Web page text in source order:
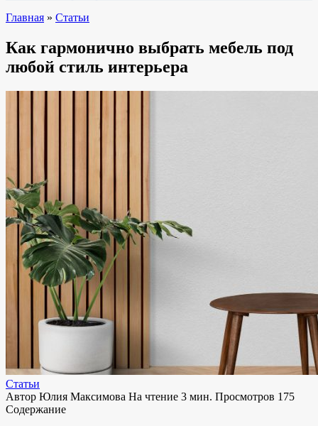
Главная » Статьи
Как гармонично выбрать мебель под
любой стиль интерьера
Статьи
Автор Юлия Максимова На чтение 3 мин. Просмотров 175
Содержание